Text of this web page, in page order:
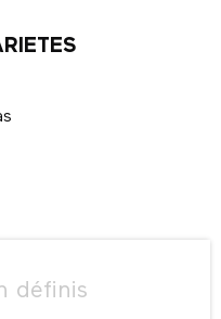
définis